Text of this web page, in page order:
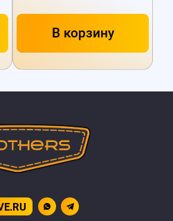
В корзину